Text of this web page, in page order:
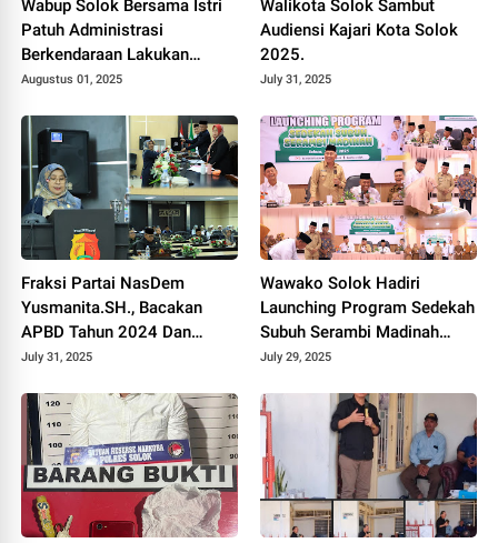
Wabup Solok Bersama Istri
Patuh Administrasi
Berkendaraan Lakukan
Pengurusan SIM di Polres
Augustus 01, 2025
Walikota Solok Sambut
Audiensi Kajari Kota Solok
2025.
July 31, 2025
Fraksi Partai NasDem
Yusmanita.SH., Bacakan
APBD Tahun 2024 Dan
Rancangan Peraturan Daerah
2025-2029.
July 31, 2025
Wawako Solok Hadiri
Launching Program Sedekah
Subuh Serambi Madinah
2025.
July 29, 2025